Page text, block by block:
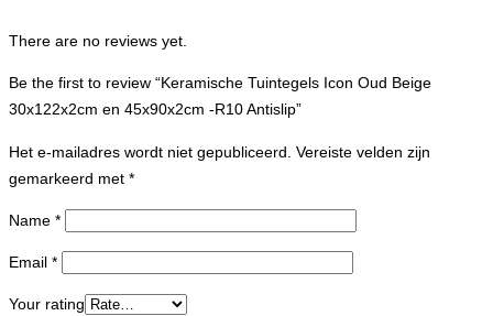
There are no reviews yet.
Be the first to review “Keramische Tuintegels Icon Oud Beige
30x122x2cm en 45x90x2cm -R10 Antislip”
Het e-mailadres wordt niet gepubliceerd. Vereiste velden zijn
gemarkeerd met *
Name *
Email *
Your rating